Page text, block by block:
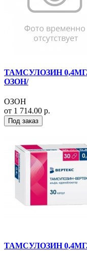
ТАМСУЛОЗИН
ОЗОН/
ОЗОН
от 1 714.00 р.
Под заказ
ТАМСУЛОЗИН